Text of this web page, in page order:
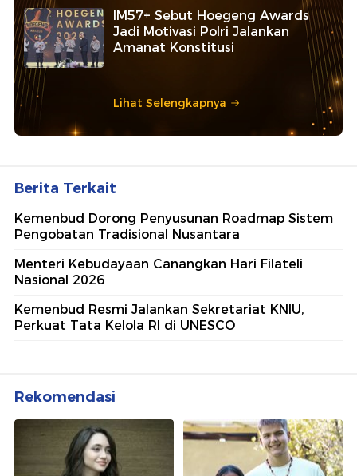
kepada sosok polisi teladan. Usulkan polisi teladan di
5 Polisi Teladan Penerima
Hoegeng Awards 2026, Ini
Kategori dan Kiprahnya
Jadi Motivasi Polri Jalankan
Amanat Konstitusi
Lihat Selengkapnya